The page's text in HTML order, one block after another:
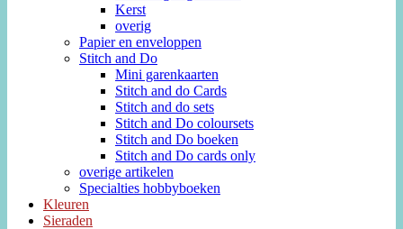
Kerst
overig
Papier en enveloppen
Stitch and Do
Mini garenkaarten
Stitch and do Cards
Stitch and do sets
Stitch and Do coloursets
Stitch and Do boeken
Stitch and Do cards only
overige artikelen
Specialties hobbyboeken
Kleuren
Sieraden